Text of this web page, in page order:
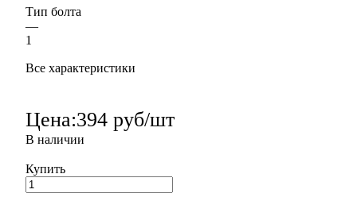
Тип болта
—
1
Все характеристики
Цена:394 руб/шт
В наличии
Купить